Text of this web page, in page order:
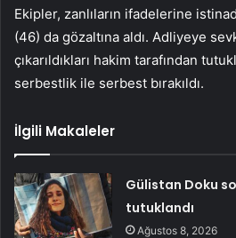
Ekipler, zanlıların ifadelerine
(46) da gözaltına aldı. Adliyeye
çıkarıldıkları hakim tarafından
serbestlik ile serbest bırakıldı.
İlgili Makaleler
Gülistan Doku
tutuklandı
Ağustos 8, 2026